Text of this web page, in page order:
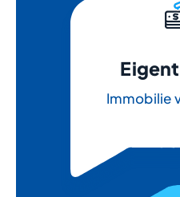
Immobilie